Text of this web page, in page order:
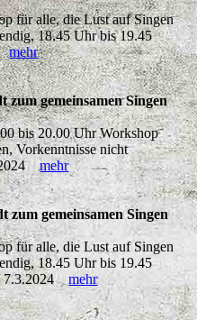
für alle, die Lust auf Singen
18.45 Uhr bis 19.45
mehr
gemeinsamen Singen
bis 20.00 Uhr Workshop
Vorkenntnisse nicht
mehr
gemeinsamen Singen
für alle, die Lust auf Singen
18.45 Uhr bis 19.45
7.3.2024mehr